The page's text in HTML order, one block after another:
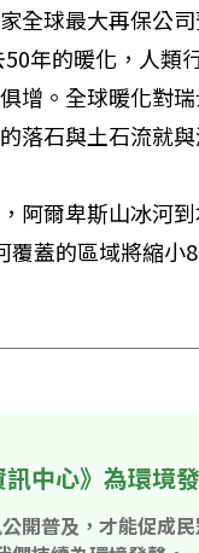
全球最大再保公
年的暖化，人類
增。全球暖化對
落石與土石流就與
阿爾卑斯山冰河到
蓋的區域將縮小
中心》為環境
開普及，才能促成